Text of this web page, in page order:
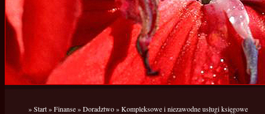
»Start»Finanse»Doradztwo»Kompleksowe i niezawodne usługi księgowe